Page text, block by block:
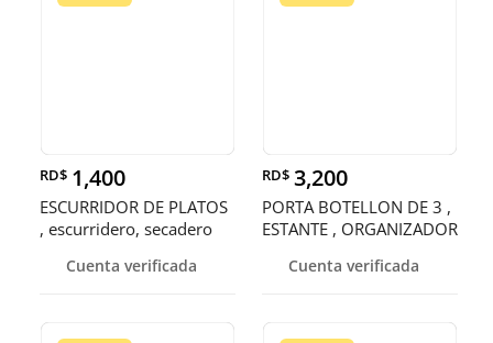
RD$ 1,400
ESCURRIDOR DE PLATOS
, escurridero, secadero
Cuenta verificada
RD$ 3,200
PORTA BOTELLON DE 3 ,
ESTANTE , ORGANIZADOR
Cuenta verificada